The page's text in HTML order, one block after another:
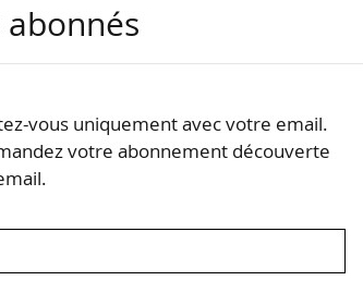
vous uniquement avec votre email.
votre abonnement découverte